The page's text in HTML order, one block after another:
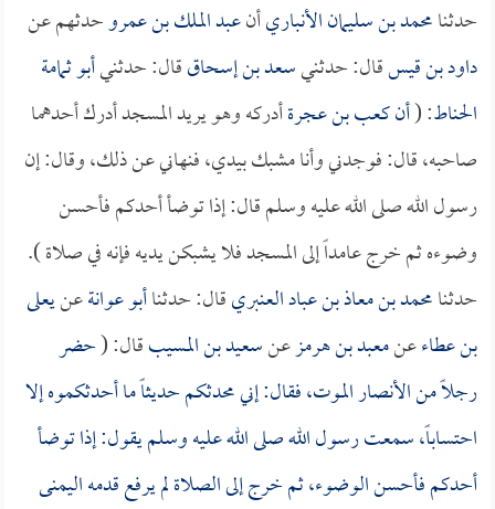
حدثنامحمد بن سليمان الأنباريأنعبد الملك بن عمروحدثهم عن
داود بن قيسقال: حدثنيسعد بن إسحاققال: حدثنيأبو ثمامة
الحناط: (أنكعب بن عجرةأدركه وهو يريد المسجد أدرك أحدهما
صاحبه، قال: فوجدني وأنا مشبك بيدي، فنهاني عن ذلك، وقال: إن
رسول الله صلى الله عليه وسلم قال: إذا توضأ أحدكم فأحسن
وضوءه ثم خرج عامداً إلى المسجد فلا يشبكن يديه فإنه في صلاة ).
حدثنامحمد بن معاذ بن عباد العنبريقال: حدثناأبو عوانةعنيعلى
بن عطاءعنمعبد بن هرمزعنسعيد بن المسيبقال: (حضر
رجلاً من الأنصار الموت، فقال: إني محدثكم حديثاً ما أحدثكموه إلا
احتساباً، سمعت رسول الله صلى الله عليه وسلم يقول: إذا توضأ
أحدكم فأحسن الوضوء، ثم خرج إلى الصلاة لم يرفع قدمه اليمنى